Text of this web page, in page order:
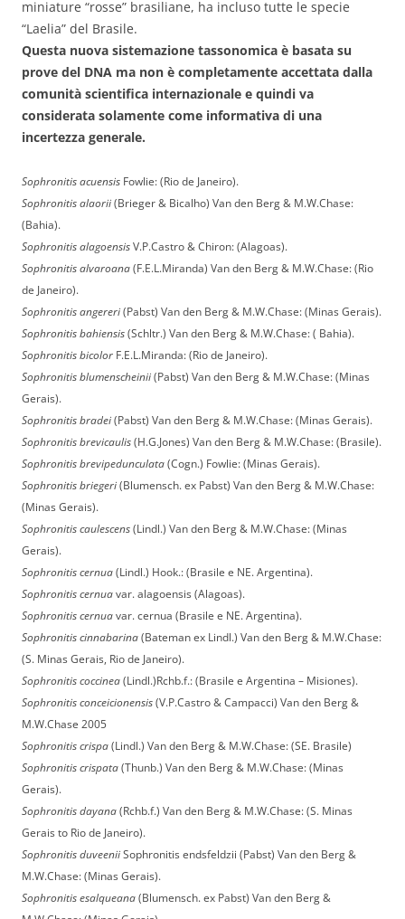
miniature “rosse” brasiliane, ha incluso tutte le specie
“Laelia” del Brasile.
Questa nuova sistemazione tassonomica è basata su
prove del DNA ma non è completamente accettata dalla
comunità scientifica internazionale e quindi va
considerata solamente come informativa di una
incertezza generale.
Sophronitis acuensis Fowlie: (Rio de Janeiro).
Sophronitis alaorii (Brieger & Bicalho) Van den Berg & M.W.Chase:
(Bahia).
Sophronitis alagoensis V.P.Castro & Chiron: (Alagoas).
Sophronitis alvaroana (F.E.L.Miranda) Van den Berg & M.W.Chase: (Rio
de Janeiro).
Sophronitis angereri (Pabst) Van den Berg & M.W.Chase: (Minas Gerais).
Sophronitis bahiensis (Schltr.) Van den Berg & M.W.Chase: ( Bahia).
Sophronitis bicolor F.E.L.Miranda: (Rio de Janeiro).
Sophronitis blumenscheinii (Pabst) Van den Berg & M.W.Chase: (Minas
Gerais).
Sophronitis bradei (Pabst) Van den Berg & M.W.Chase: (Minas Gerais).
Sophronitis brevicaulis (H.G.Jones) Van den Berg & M.W.Chase: (Brasile).
Sophronitis brevipedunculata (Cogn.) Fowlie: (Minas Gerais).
Sophronitis briegeri (Blumensch. ex Pabst) Van den Berg & M.W.Chase:
(Minas Gerais).
Sophronitis caulescens (Lindl.) Van den Berg & M.W.Chase: (Minas
Gerais).
Sophronitis cernua (Lindl.) Hook.: (Brasile e NE. Argentina).
Sophronitis cernua var. alagoensis (Alagoas).
Sophronitis cernua var. cernua (Brasile e NE. Argentina).
Sophronitis cinnabarina (Bateman ex Lindl.) Van den Berg & M.W.Chase:
(S. Minas Gerais, Rio de Janeiro).
Sophronitis coccinea (Lindl.)Rchb.f.: (Brasile e Argentina – Misiones).
Sophronitis conceicionensis (V.P.Castro & Campacci) Van den Berg &
M.W.Chase 2005
Sophronitis crispa (Lindl.) Van den Berg & M.W.Chase: (SE. Brasile)
Sophronitis crispata (Thunb.) Van den Berg & M.W.Chase: (Minas
Gerais).
Sophronitis dayana (Rchb.f.) Van den Berg & M.W.Chase: (S. Minas
Gerais to Rio de Janeiro).
Sophronitis duveenii Sophronitis endsfeldzii (Pabst) Van den Berg &
M.W.Chase: (Minas Gerais).
Sophronitis esalqueana (Blumensch. ex Pabst) Van den Berg &